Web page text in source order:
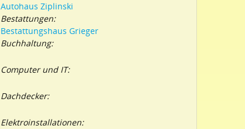
Autohaus Ziplinski
Bestattungen:
Bestattungshaus Grieger
Buchhaltung:
Computer und IT:
Dachdecker:
Elektroinstallationen: